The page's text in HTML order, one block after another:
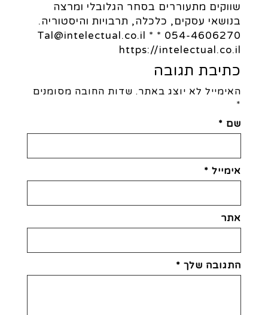
שווקים מתעוררים בסחר הגלובלי ומרצה
בנושאי עסקים, כלכלה, תרבויות והיסטוריה.
054-4606270 * Tal@intelectual.co.il *
https://intelectual.co.il
כתיבת תגובה
האימייל לא יוצג באתר. שדות החובה מסומנים
*
שם *
אימייל *
אתר
התגובה שלך *